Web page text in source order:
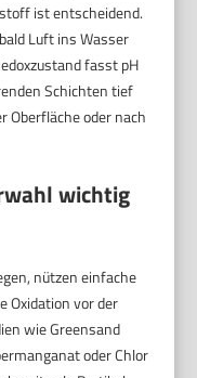
ist entscheidend.
Luft ins Wasser
fasst pH
Schichten tief
Oberfläche oder nach
wichtig
nützen einfache
Oxidation vor der
wie Greensand
oder Chlor